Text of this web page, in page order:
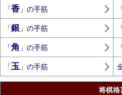
「香」の手筋
「銀 」の手筋
「角 」の手筋
「玉」の手筋
将棋格